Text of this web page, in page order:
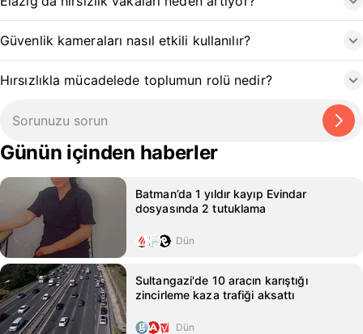
Güvenlik kameraları nasıl etkili kullanılır?
Hırsızlıkla mücadelede toplumun rolü nedir?
Günün içinden haberler
Batman’da 1 yıldır kayıp Evindar
dosyasında 2 tutuklama
Dün
Sultangazi'de 10 aracın karıştığı
zincirleme kaza trafiği aksattı
Dün